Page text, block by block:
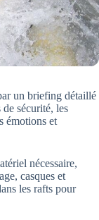
un briefing détaillé
sécurité, les
émotions et
nécessaire,
casques et
les rafts pour